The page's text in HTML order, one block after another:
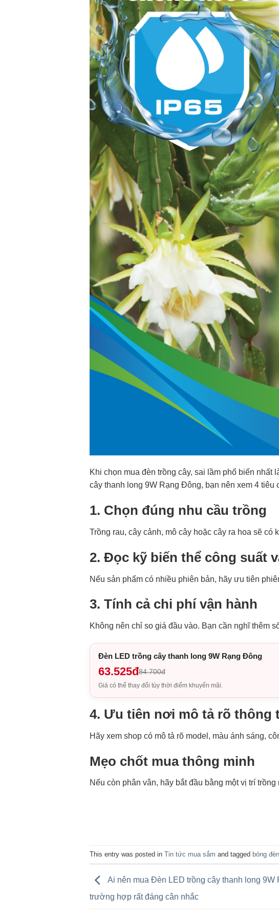
Khi chọn mua đèn trồng cây, sai lầm phổ biến
cây thanh long 9W Rạng Đông, bạn nên xem 4 tiêu
1. Chọn đúng nhu cầu trồng
Trồng rau, cây cảnh, mô cây hoặc cây ra hoa sẽ
2. Đọc kỹ biến thể công suất
Nếu sản phẩm có nhiều phiên bản, hãy ưu tiên
3. Tính cả chi phí vận hành
Không nên chỉ so giá đầu vào. Bạn cần nghĩ thêm
Đèn LED trồng cây thanh long 9W Rạng Đông
63.525đ84.700đ
Giá có thể thay đổi tùy thời điểm khuyến mãi.
4. Ưu tiên nơi mô tả rõ thông
Hãy xem shop có mô tả rõ model, màu ánh sáng,
Mẹo chốt mua thông minh
Nếu còn phân vân, hãy bắt đầu bằng một vị trí
This entry was posted in Tin tức mua sắm and tagged bóng
Ai nên mua Đèn LED trồng cây thanh long 9W
trường hợp rất đáng cân nhắc